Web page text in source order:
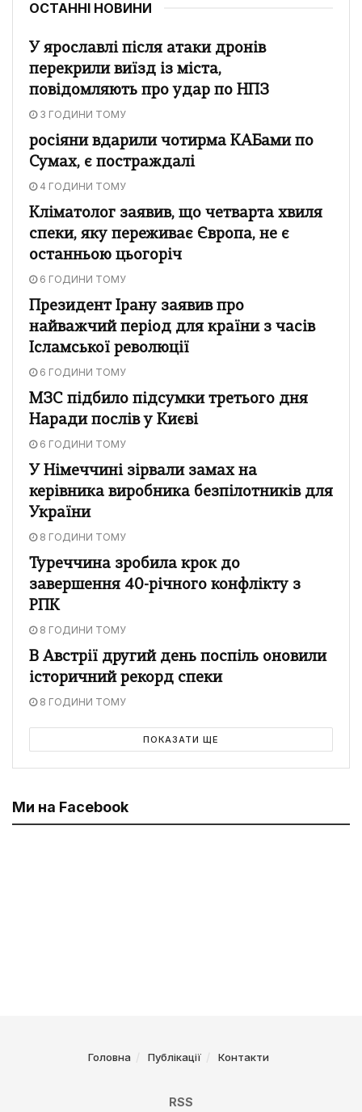
ОСТАННІ НОВИНИ
У ярославлі після атаки дронів
перекрили виїзд із міста,
повідомляють про удар по НПЗ
3 ГОДИНИ ТОМУ
росіяни вдарили чотирма КАБами по
Сумах, є постраждалі
4 ГОДИНИ ТОМУ
Кліматолог заявив, що четварта хвиля
спеки, яку переживає Європа, не є
останньою цьогоріч
6 ГОДИНИ ТОМУ
Президент Ірану заявив про
найважчий період для країни з часів
Ісламської революції
6 ГОДИНИ ТОМУ
МЗС підбило підсумки третього дня
Наради послів у Києві
6 ГОДИНИ ТОМУ
У Німеччині зірвали замах на
керівника виробника безпілотників для
України
8 ГОДИНИ ТОМУ
Туреччина зробила крок до
завершення 40-річного конфлікту з
РПК
8 ГОДИНИ ТОМУ
В Австрії другий день поспіль оновили
історичний рекорд спеки
8 ГОДИНИ ТОМУ
ПОКАЗАТИ ЩЕ
Ми на Facebook
Головна Публікації Контакти
RSS